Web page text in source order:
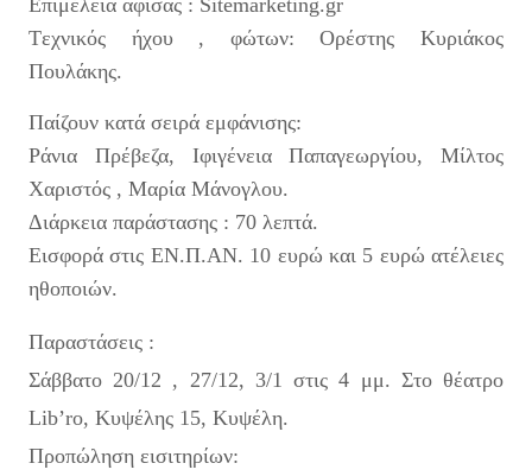
Επιμέλεια αφίσας : Sitemarketing.gr
Tεχνικός ήχου , φώτων: Ορέστης Κυριάκος
Πουλάκης.
Παίζουν κατά σειρά εμφάνισης:
Ράνια Πρέβεζα, Ιφιγένεια Παπαγεωργίου, Μίλτος
Χαριστός , Μαρία Μάνογλου.
Διάρκεια παράστασης : 70 λεπτά.
Εισφορά στις ΕΝ.Π.ΑΝ. 10 ευρώ και 5 ευρώ ατέλειες
ηθοποιών.
Παραστάσεις :
Σάββατο 20/12 , 27/12, 3/1 στις 4 μμ. Στο θέατρο
Lib’ro, Κυψέλης 15, Κυψέλη.
Προπώληση εισιτηρίων: